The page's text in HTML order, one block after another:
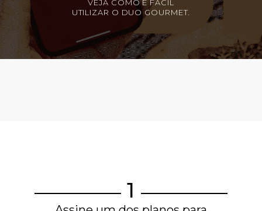
VEJA COMO É FÁCIL
UTILIZAR O DUO GOURMET.
1